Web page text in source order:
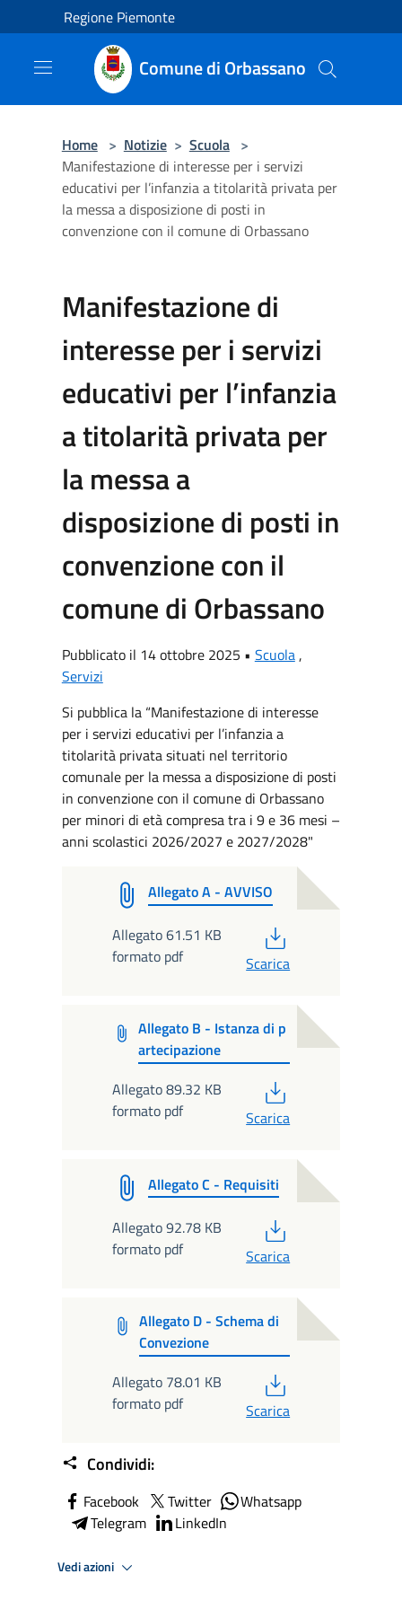
Salta al contenuto principale
Regione Piemonte
Comune di Orbassano
Home > Notizie > Scuola >
Manifestazione di interesse per i servizi
educativi per l’infanzia a titolarità privata per
la messa a disposizione di posti in
convenzione con il comune di Orbassano
Manifestazione di
interesse per i servizi
educativi per l’infanzia
a titolarità privata per
la messa a
disposizione di posti in
convenzione con il
comune di Orbassano
Pubblicato il 14 ottobre 2025 • Scuola,
Servizi
Si pubblica la “Manifestazione di interesse
per i servizi educativi per l’infanzia a
titolarità privata situati nel territorio
comunale per la messa a disposizione di posti
in convenzione con il comune di Orbassano
per minori di età compresa tra i 9 e 36 mesi –
anni scolastici 2026/2027 e 2027/2028"
Allegato A - AVVISO
Allegato 61.51 KB
formato pdf
Scarica
Allegato B - Istanza di p
artecipazione
Allegato 89.32 KB
formato pdf
Scarica
Allegato C - Requisiti
Allegato 92.78 KB
formato pdf
Scarica
Allegato D - Schema di
Convezione
Allegato 78.01 KB
formato pdf
Scarica
Condividi:
Facebook Twitter
Whatsapp
Telegram
LinkedIn
Vedi azioni